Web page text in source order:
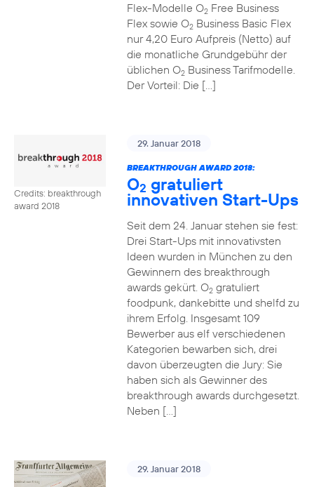
Flex-Modelle O2Free Business
Flex sowie O2Business Basic Flex
nur 4,20 Euro Aufpreis (Netto) auf
die monatliche Grundgebühr der
üblichen O2Business Tarifmodelle.
Der Vorteil: Die […]
Credits: breakthrough
award 2018
29. Januar 2018
BREAKTHROUGH AWARD 2018:
O2 gratuliert
innovativen Start-Ups
Seit dem 24. Januar stehen sie fest:
Drei Start-Ups mit innovativsten
Ideen wurden in München zu den
Gewinnern des breakthrough
awards gekürt. O2gratuliert
foodpunk, dankebitte und shelfd zu
ihrem Erfolg. Insgesamt 109
Bewerber aus elf verschiedenen
Kategorien bewarben sich, drei
davon überzeugten die Jury: Sie
haben sich als Gewinner des
breakthrough awards durchgesetzt.
Neben […]
29. Januar 2018